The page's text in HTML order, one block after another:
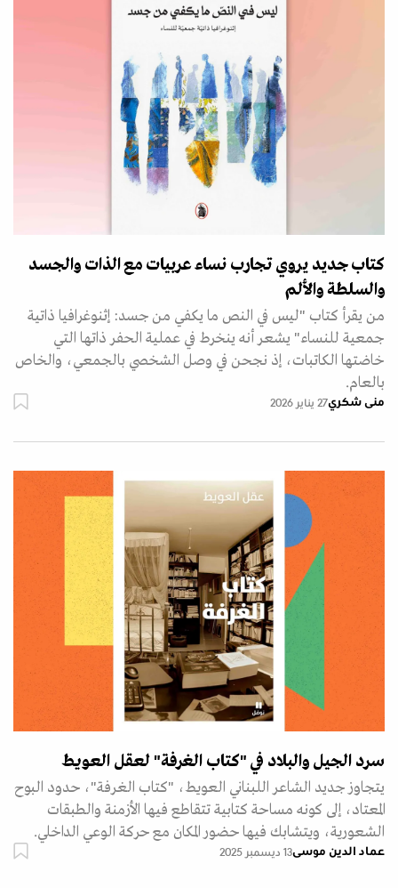
كتاب جديد يروي تجارب نساء عربيات مع الذات والجسد
والسلطة والألم
من يقرأ كتاب "ليس في النص ما يكفي من جسد: إثنوغرافيا ذاتية
جمعية للنساء" يشعر أنه ينخرط في عملية الحفر ذاتها التي
خاضتها الكاتبات، إذ نجحن في وصل الشخصي بالجمعي، والخاص
بالعام.
منى شكري27 يناير 2026
سرد الجيل والبلاد في "كتاب الغرفة" لعقل العويط
يتجاوز جديد الشاعر اللبناني العويط، "كتاب الغرفة"، حدود البوح
المعتاد، إلى كونه مساحة كتابية تتقاطع فيها الأزمنة والطبقات
الشعورية، ويتشابك فيها حضور المكان مع حركة الوعي الداخلي.
عماد الدين موسى13 ديسمبر 2025